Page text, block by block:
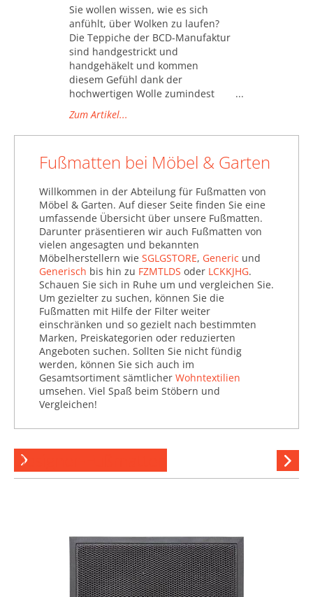
Sie wollen wissen, wie es sich
anfühlt, über Wolken zu laufen?
Die Teppiche der BCD-Manufaktur
sind handgestrickt und
handgehäkelt und kommen
diesem Gefühl dank der
hochwertigen Wolle zumindest
sehr nahe.
Zum Artikel...
Fußmatten bei Möbel & Garten
Willkommen in der Abteilung für Fußmatten von
Möbel & Garten. Auf dieser Seite finden Sie eine
umfassende Übersicht über unsere Fußmatten.
Darunter präsentieren wir auch Fußmatten von
vielen angesagten und bekannten
Möbelherstellern wie SGLGSTORE, Generic und
Generisch bis hin zu FZMTLDS oder LCKKJHG.
Schauen Sie sich in Ruhe um und vergleichen Sie.
Um gezielter zu suchen, können Sie die
Fußmatten mit Hilfe der Filter weiter
einschränken und so gezielt nach bestimmten
Marken, Preiskategorien oder reduzierten
Angeboten suchen. Sollten Sie nicht fündig
werden, können Sie sich auch im
Gesamtsortiment sämtlicher Wohntextilien
umsehen. Viel Spaß beim Stöbern und
Vergleichen!
Designer-Fußmatten